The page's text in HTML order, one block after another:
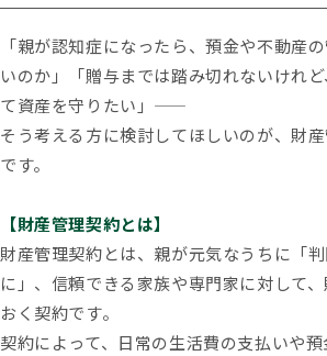
「親が認知症になったら、預金や不動産
いのか」「贈与までは踏み切れないけれ
て資産を守りたい」――
そう考える方に検討してほしいのが、財
です。
【財産管理契約とは】
財産管理契約とは、親が元気なうちに「
に」、信頼できる家族や専門家に対して
おく契約です。
契約によって、日常の生活費の支払いや